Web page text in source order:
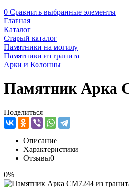
0 Сравнить выбранные элементы
Главная
Каталог
Старый каталог
Памятники на могилу
Памятники из гранита
Арки и Колонны
Памятник Арка
Поделиться
Описание
Характеристики
Отзывы0
0%